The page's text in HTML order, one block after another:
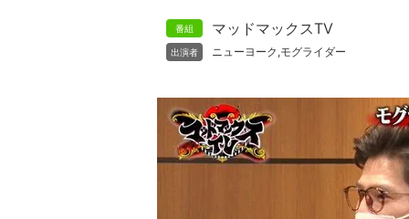
マッドマックスTV
ニューヨーク ,モグライダー